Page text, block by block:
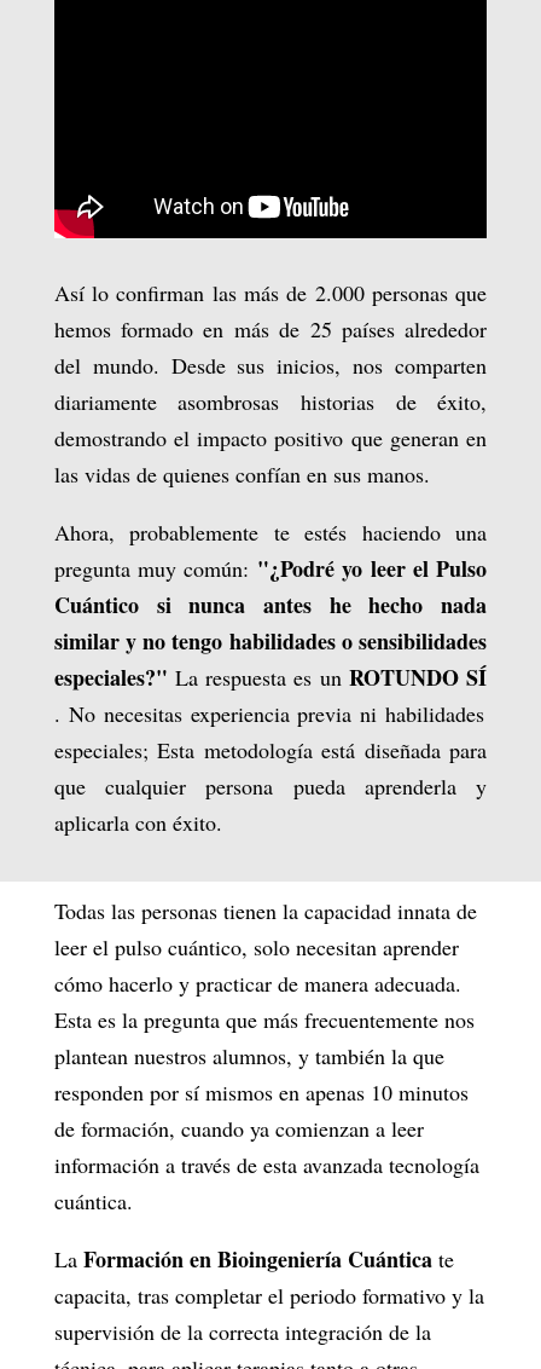
Así lo confirman las más de 2.000 personas que
hemos formado en más de 25 países alrededor
del mundo. Desde sus inicios, nos comparten
diariamente asombrosas historias de éxito,
demostrando el impacto positivo que generan en
las vidas de quienes confían en sus manos.
Ahora, probablemente te estés haciendo una
pregunta muy común: "¿Podré yo leer el Pulso
Cuántico si nunca antes he hecho nada
similar y no tengo habilidades o sensibilidades
especiales?" La respuesta es un ROTUNDO SÍ
. No necesitas experiencia previa ni habilidades
especiales; Esta metodología está diseñada para
que cualquier persona pueda aprenderla y
aplicarla con éxito.
Todas las personas tienen la capacidad innata de
leer el pulso cuántico, solo necesitan aprender
cómo hacerlo y practicar de manera adecuada.
Esta es la pregunta que más frecuentemente nos
plantean nuestros alumnos, y también la que
responden por sí mismos en apenas 10 minutos
de formación, cuando ya comienzan a leer
información a través de esta avanzada tecnología
cuántica.
La Formación en Bioingeniería Cuánticate
capacita, tras completar el periodo formativo y la
supervisión de la correcta integración de la